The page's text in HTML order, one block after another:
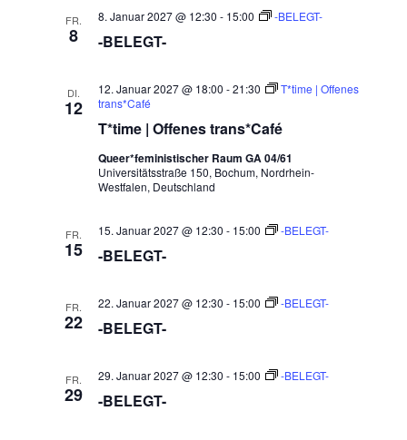
FR.
8 -BELEGT-
8. Januar 2027 @ 12:30 - 15:00 -BELEGT-
DI.
12
T*time | Offenes trans*Café
12. Januar 2027 @ 18:00 -21:30
T*time | Offenes
trans*Café
Queer*feministischer Raum GA 04/61
Universitätsstraße 150, Bochum, Nordrhein-
Westfalen, Deutschland
FR.
15 -BELEGT-
15. Januar 2027 @ 12:30 - 15:00 -BELEGT-
FR.
22 -BELEGT-
22. Januar 2027 @ 12:30 - 15:00 -BELEGT-
FR.
29 -BELEGT-
29. Januar 2027 @ 12:30 - 15:00 -BELEGT-